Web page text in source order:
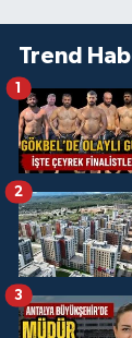
Trend
1
2
3